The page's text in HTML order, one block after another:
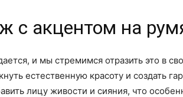
с акцентом на
и мы стремимся отразить это в
естественную красоту и создать
лицу живости и сияния, что